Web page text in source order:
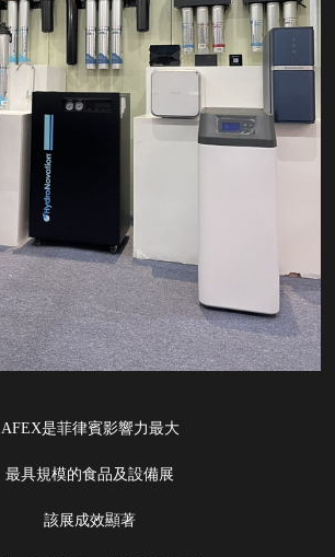
AFEX是菲律賓影響力最大
最具規模的食品及設備展
該展成效顯著